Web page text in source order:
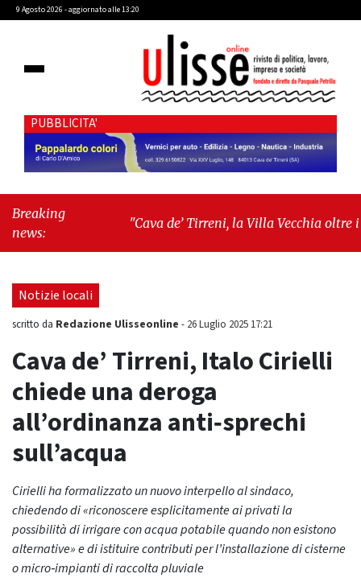
9 Agosto 2026 - aggiornato alle 13:20
PUBBLICITA'
Breaking
news:
"Cava de’ Tirreni, la Villa Vecchia oltre i
seduta consiliare: “Serve chiarezza!”"
Notizie locali
scritto da Redazione Ulisseonline - 26 Luglio 2025 17:21
Cava de’ Tirreni, Italo Cirielli
chiede una deroga
all’ordinanza anti‑sprechi
sull’acqua
Cirielli ha formalizzato un nuovo interpello al sindaco,
chiedendo di «riconoscere esplicitamente ai privati la
possibilità di irrigare con acqua potabile quando non esistono
alternative» e di istituire contributi per l’installazione di cisterne
o micro‑impianti di raccolta pluviale